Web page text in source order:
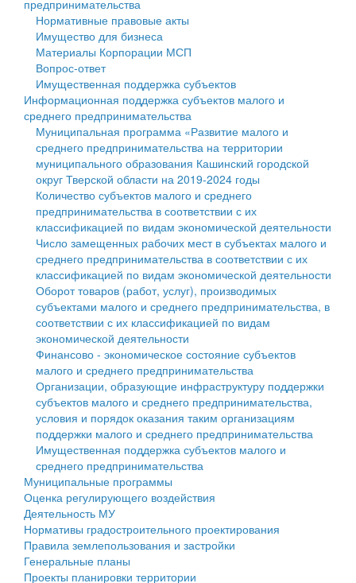
Государственные услуги
Промышленность и АПК
Экономика и бизнес
...
Символика
Устав
Гостям округа
Туризм
Культура
Образование
Здравоохранение
Социальная защита
Фотоальбом
муниципального округа Тверской области
Администрация Кашинского муниципального округа
Тверской области
Управление сельскими территориями
Открытые данные
Работа с обращениями граждан
Муниципальный контроль
Муниципальные услуги
Проекты административных регламентов
Антимонопольный комплаенс
Противодействие коррупции
Финансовое управление
Бюджет для граждан
Имущество
Выявление правообладателей ранее учтенных
объектов недвижимости
Имущественная поддержка субъектов малого и
среднего предпринимательства
Информационная поддержка субъектов малого и
среднего предпринимательства
Муниципальные программы
Контрольно-счетная палата
Персональные данные
Оценка регулирующего воздействия
Деятельность МУ
Нормативы градостроительного проектирования
Правила землепользования и застройки
Генеральные планы
Проекты планировки территории
предпринимательства
Нормативные правовые акты
Имущество для бизнеса
Материалы Корпорации МСП
Вопрос-ответ
Имущественная поддержка субъектов
Информационная поддержка субъектов малого и
среднего предпринимательства
Муниципальная программа «Развитие малого и
среднего предпринимательства на территории
муниципального образования Кашинский городской
округ Тверской области на 2019-2024 годы
Количество субъектов малого и среднего
предпринимательства в соответствии с их
классификацией по видам экономической деятельности
Число замещенных рабочих мест в субъектах малого и
среднего предпринимательства в соответствии с их
классификацией по видам экономической деятельности
Оборот товаров (работ, услуг), производимых
субъектами малого и среднего предпринимательства, в
соответствии с их классификацией по видам
экономической деятельности
Финансово - экономическое состояние субъектов
малого и среднего предпринимательства
Организации, образующие инфраструктуру поддержки
субъектов малого и среднего предпринимательства,
условия и порядок оказания таким организациям
поддержки малого и среднего предпринимательства
Имущественная поддержка субъектов малого и
среднего предпринимательства
Муниципальные программы
Оценка регулирующего воздействия
Деятельность МУ
Нормативы градостроительного проектирования
Правила землепользования и застройки
Генеральные планы
Проекты планировки территории